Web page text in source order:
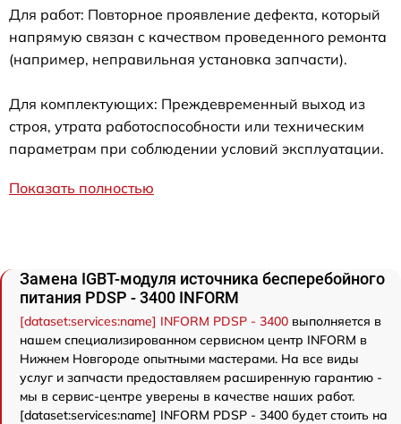
Для работ: Повторное проявление дефекта, который
напрямую связан с качеством проведенного ремонта
(например, неправильная установка запчасти).
Для комплектующих: Преждевременный выход из
строя, утрата работоспособности или техническим
параметрам при соблюдении условий эксплуатации.
Показать полностью
Замена IGBT-модуля источника бесперебойного
питания PDSP - 3400 INFORM
[dataset:services:name] INFORM PDSP - 3400 выполняется в
нашем специализированном сервисном центр INFORM в
Нижнем Новгороде опытными мастерами. На все виды
услуг и запчасти предоставляем расширенную гарантию -
мы в сервис-центре уверены в качестве наших работ.
[dataset:services:name] INFORM PDSP - 3400 будет стоить на